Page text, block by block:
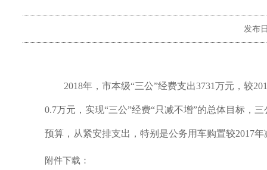
发布
2018年，市本级“三公”经费支出3731万元，较
0.7万元，实现“三公”经费“只减不增”的总体目标，
预算，从紧安排支出，特别是公务用车购置较2017
附件下载：